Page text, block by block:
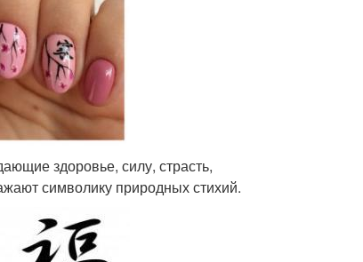
здоровье, силу, страсть,
символику природных стихий.